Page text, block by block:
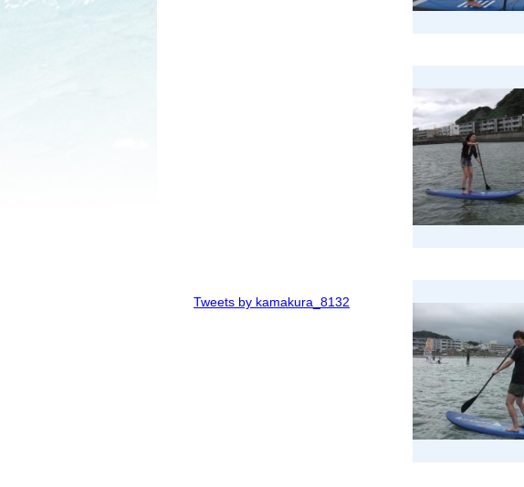
Tweets by kamakura_8132